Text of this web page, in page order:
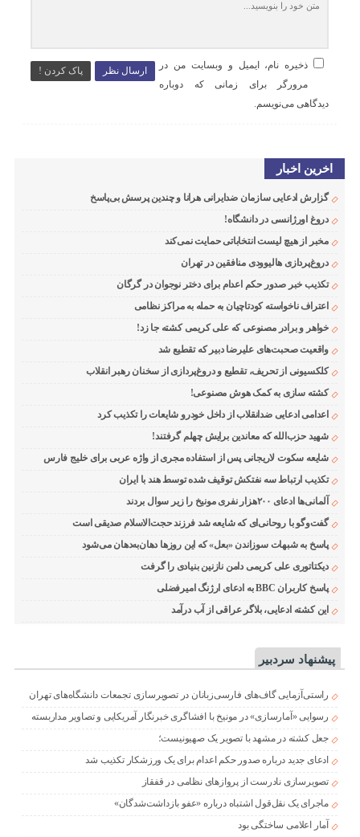
ارسال نظر پاک کردن !
ذخیره نام، ایمیل و وبسایت من در
مرورگر برای زمانی که دوباره
دیدگاهی می‌نویسم.
اخرین اخبار
گزارش ادعایی سازمان ضدایرانی هرانا و چندین پرسش بی‌پاسخ
دروغ اورژانسی در دانشگاه!
مخبر از هیچ لیست انتخاباتی حمایت نمی‌کند
دروغ‌پردازی هالیوودی منافقین در تهران
تکذیب خبر صدور حکم اعدام برای دختر نوجوان در گرگان
اعتراف ناخواسته کودتاچیان به حمله به مراکز نظامی
خواهر و برادر مصنوعی که علی کریمی کشته جا زد!
واقعیت صحبت‌های علیرضا دبیر که تقطیع شد
کلکسیونی از تحریف، تقطیع و دروغ‌پردازی از سخنان رهبر انقلاب
کشته سازی به کمک هوش مصنوعی!
اعدامی ادعایی ضدانقلاب از داخل خودرو شایعات را تکذیب کرد
شهید حزب‌الله که معاندین برایش چهلم گرفتند!
شایعه سکوت لاریجانی پس از استفاده مجری از واژه عربی برای خلیج فارس
تکذیب ارتباط سه نفتکش توقیف شده توسط هند با ایران
آلمانی‌ها ادعای ۲۰۰هزار نفری مونیخ را زیر سوال بردند
گفت‌وگو با روحانی‌ای که شایعه شد فرزند حجت‌الاسلام صدیقی است
پاسخ به شبهات سوزاندن «بعل» که این روزها دهان‌به‌دهان می‌شود
دیکتاتوری علی کریمی دامن نازنین بنیادی را گرفت
پاسخ کاربران BBC به ادعای ارژنگ امیرفضلی
این کشته ادعایی، بلاگر عراقی از آب درآمد
پیشنهاد سردبیر
راستی‌آزمایی گاف‌های فارسی‌زبانان در تصویرسازی تجمعات دانشگاه‌های تهران
رسوایی «آمارسازی» در مونیخ با افشاگری خبرنگار آمریکایی و تصاویر مداربسته
جعل کشته در مشهد با تصویر یک صهیونیست؛
ادعای جدید درباره صدور حکم اعدام برای یک ورزشکار تکذیب شد
تصویرسازی نادرست از پروازهای نظامی در قفقاز
ماجرای یک نقل‌قول اشتباه درباره «عفو بازداشت‌شدگان»
آمار اعلامی ساختگی بود